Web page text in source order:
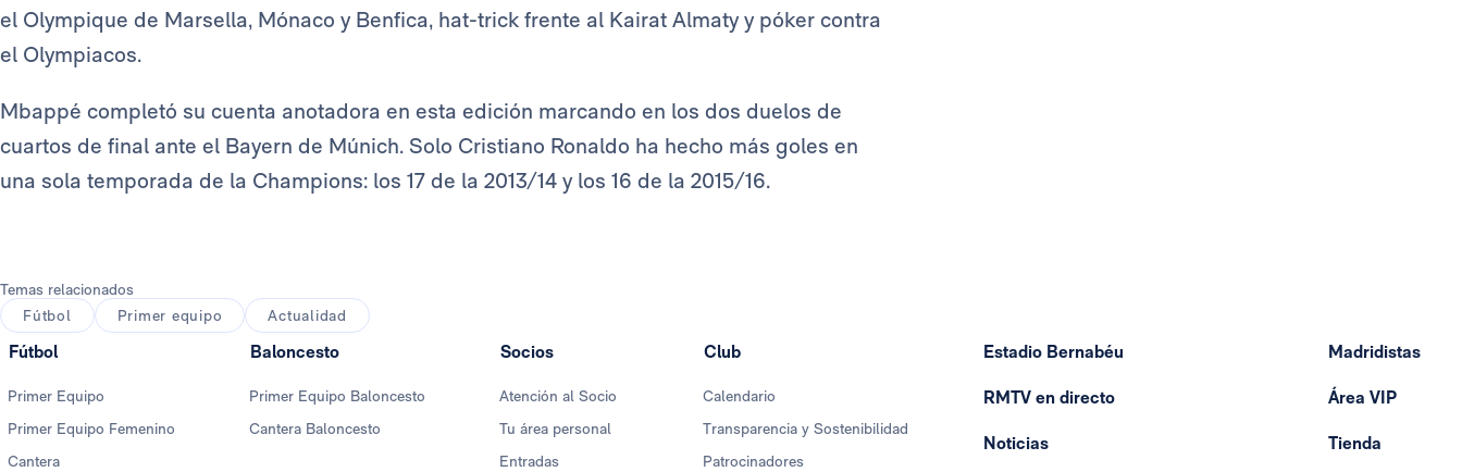
el Olympique de Marsella, Mónaco y Benfica, hat-trick frente al Kairat Almaty y póker contra
el Olympiacos.
Mbappé completó su cuenta anotadora en esta edición marcando en los dos duelos de
cuartos de final ante el Bayern de Múnich. Solo Cristiano Ronaldo ha hecho más goles en
una sola temporada de la Champions: los 17 de la 2013/14 y los 16 de la 2015/16.
Temas relacionados
Fútbol
Primer equipo Actualidad
Fútbol
Primer Equipo
Primer Equipo Femenino
Cantera
Baloncesto
Primer Equipo Baloncesto
Cantera Baloncesto
Socios
Atención al Socio
Tu área personal
Entradas
Club
Calendario
Transparencia y Sostenibilidad
Patrocinadores
Estadio Bernabéu
RMTV en directo
Noticias
Madridistas
Área VIP
Tienda